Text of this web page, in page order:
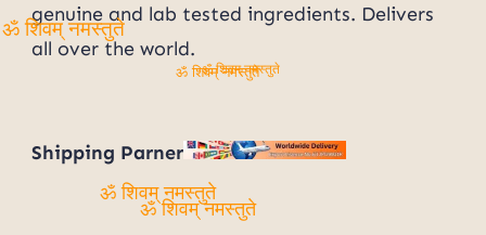
genuine and lab tested ingredients. Delivers
all over the world.
Shipping Parner
ॐ शिवम् नमस्तुते
ॐ शिवम् नमस्तुते
ॐ शिवम् नमस्तुते